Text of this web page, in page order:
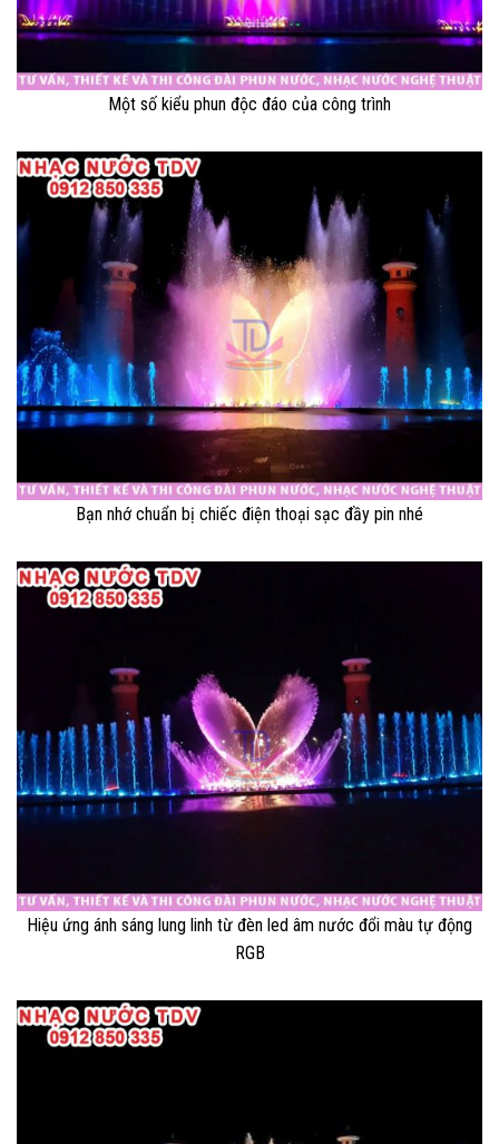
Một số kiểu phun độc đáo của công trình
Bạn nhớ chuẩn bị chiếc điện thoại sạc đầy pin nhé
Hiệu ứng ánh sáng lung linh từ đèn led âm nước đổi màu tự động
RGB